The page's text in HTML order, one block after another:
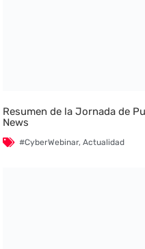
Resumen de la Jornada de
News
#CyberWebinar,Actualidad